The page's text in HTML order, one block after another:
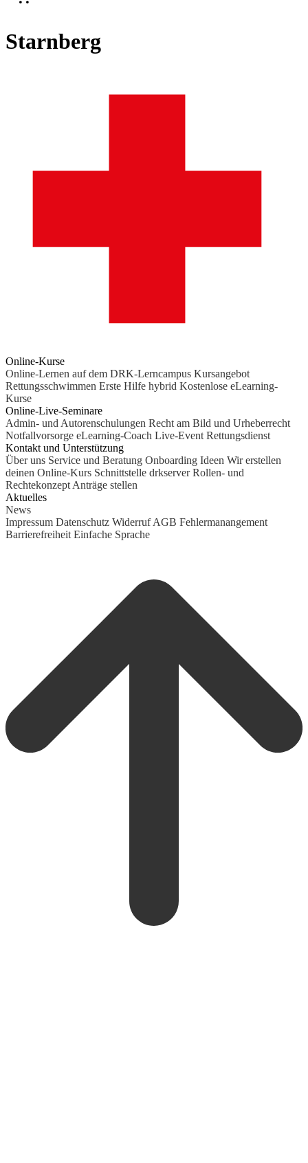
Starnberg
Online-Kurse
Online-Lernen auf dem DRK-Lerncampus Kursangebot
Rettungsschwimmen Erste Hilfe hybrid Kostenlose eLearning-
Kurse
Online-Live-Seminare
Admin- und Autorenschulungen Recht am Bild und Urheberrecht
Notfallvorsorge eLearning-Coach Live-Event Rettungsdienst
Kontakt und Unterstützung
Über uns Service und Beratung Onboarding Ideen Wir erstellen
deinen Online-Kurs Schnittstelle drkserver Rollen- und
Rechtekonzept Anträge stellen
Aktuelles
News
Impressum Datenschutz Widerruf AGB Fehlermanangement
Barrierefreiheit Einfache Sprache